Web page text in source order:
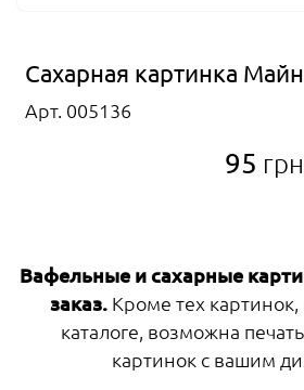
Сахарная картинка
Арт. 005136
95 грн
Вафельные и сахарные
заказ.Кроме тех картинок,
каталоге, возможна
картинок с вашим